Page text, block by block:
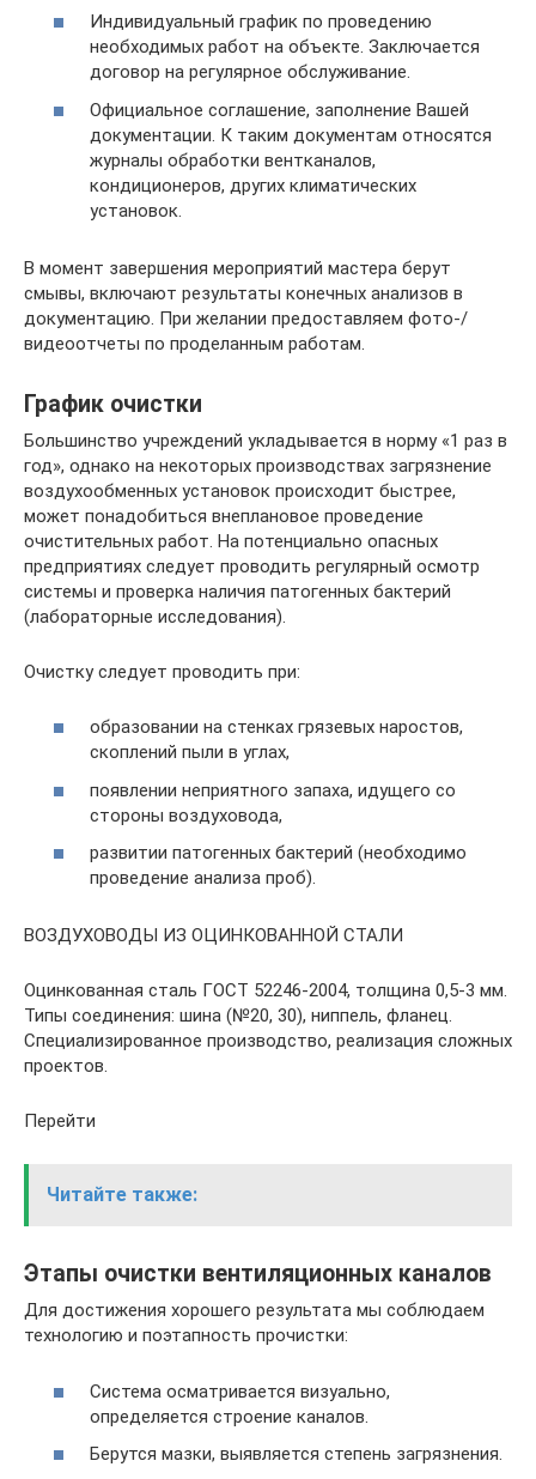
Индивидуальный график по проведению
необходимых работ на объекте. Заключается
договор на регулярное обслуживание.
Официальное соглашение, заполнение Вашей
документации. К таким документам относятся
журналы обработки вентканалов,
кондиционеров, других климатических
установок.
В момент завершения мероприятий мастера берут
смывы, включают результаты конечных анализов в
документацию. При желании предоставляем фото-/
видеоотчеты по проделанным работам.
График очистки
Большинство учреждений укладывается в норму «1 раз в
год», однако на некоторых производствах загрязнение
воздухообменных установок происходит быстрее,
может понадобиться внеплановое проведение
очистительных работ. На потенциально опасных
предприятиях следует проводить регулярный осмотр
системы и проверка наличия патогенных бактерий
(лабораторные исследования).
Очистку следует проводить при:
образовании на стенках грязевых наростов,
скоплений пыли в углах,
появлении неприятного запаха, идущего со
стороны воздуховода,
развитии патогенных бактерий (необходимо
проведение анализа проб).
ВОЗДУХОВОДЫ ИЗ ОЦИНКОВАННОЙ СТАЛИ
Оцинкованная сталь ГОСТ 52246-2004, толщина 0,5-3 мм.
Типы соединения: шина (№20, 30), ниппель, фланец.
Специализированное производство, реализация сложных
проектов.
Перейти
Читайте также:
Этапы очистки вентиляционных каналов
Для достижения хорошего результата мы соблюдаем
технологию и поэтапность прочистки:
Система осматривается визуально,
определяется строение каналов.
Берутся мазки, выявляется степень загрязнения.